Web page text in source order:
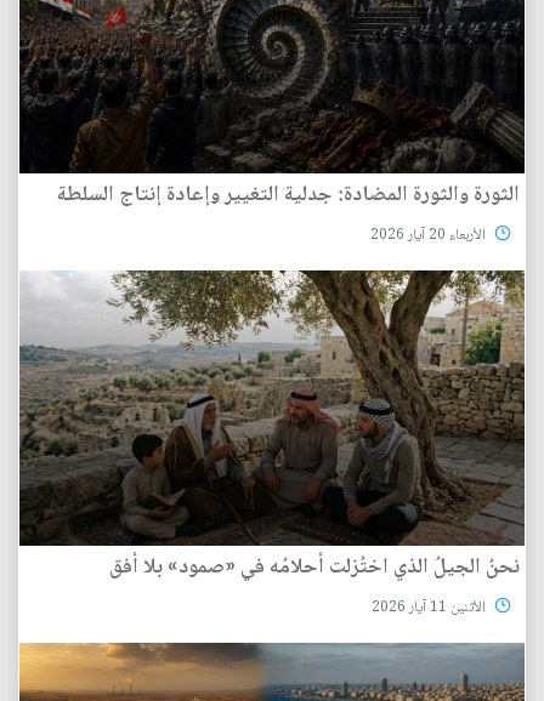
الثورة والثورة المضادة: جدلية التغيير وإعادة إنتاج السلطة
الأربعاء 20 آيار 2026
نحنُ الجيلُ الذي اختُزلت أحلامُه في «صمود» بلا أفق
الأثنين 11 آيار 2026